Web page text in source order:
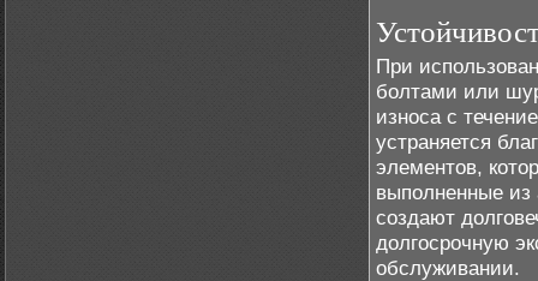
При
болтами или
износа с
устраняется
элементов,
выполненные из
создают
долгосрочную
обслуживании.